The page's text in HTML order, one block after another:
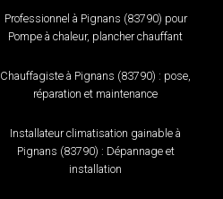
Professionnel à Pignans (83790) pour
Pompe à chaleur, plancher chauffant
Chauffagiste à Pignans (83790) : pose,
réparation et maintenance
Installateur climatisation gainable à
Pignans (83790) : Dépannage et
installation